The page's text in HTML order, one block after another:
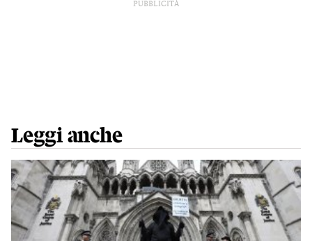
PUBBLICITÀ
Leggi anche